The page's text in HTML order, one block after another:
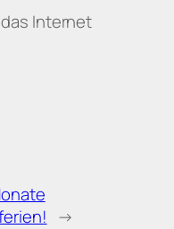
Internet
→